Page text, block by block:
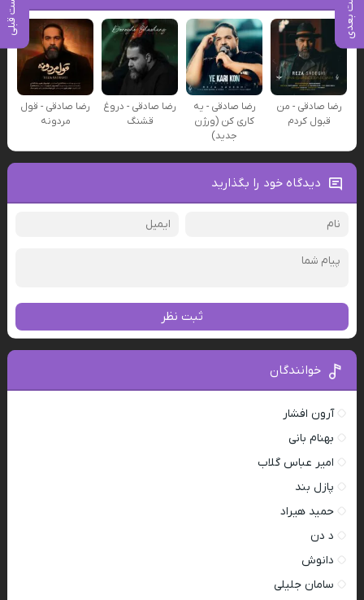
پست بعدی پست قبلی
رضا صادقی - من
قبول کردم
رضا صادقی - یه
کاری کن (ورژن
جدید)
رضا صادقی - دروغ
قشنگ
رضا صادقی - قول
مردونه
دیدگاه خود را بگذارید
ثبت نظر
خوانندگان
آرون افشار
بهنام بانی
امیر عباس گلاب
پازل بند
حمید هیراد
د دن
دانوش
سامان جلیلی